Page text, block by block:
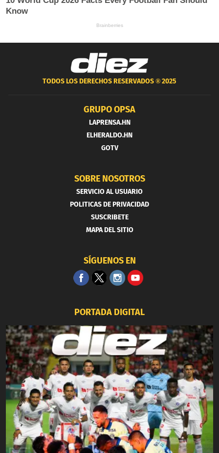
TODOS LOS DERECHOS RESERVADOS ®2025
GRUPO OPSA
LAPRENSA.HN
ELHERALDO.HN
GOTV
SOBRE NOSOTROS
SERVICIO AL USUARIO
POLITICAS DE PRIVACIDAD
SUSCRIBETE
MAPA DEL SITIO
SÍGUENOS EN
PORTADA DIGITAL